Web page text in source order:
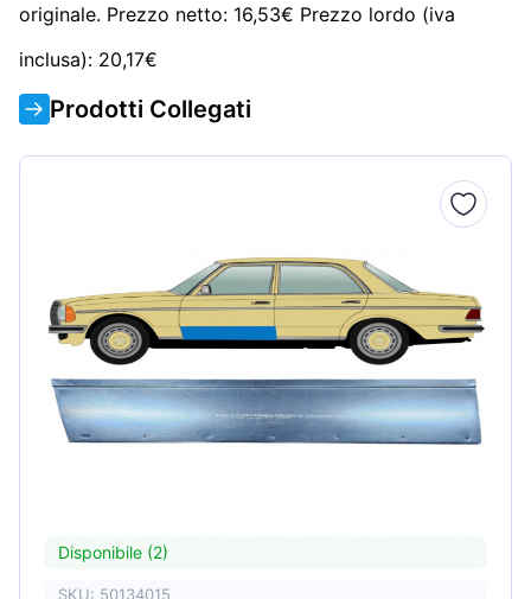
originale. Prezzo netto: 16,53€ Prezzo lordo (iva
inclusa): 20,17€
Prodotti Collegati
Disponibile (2)
SKU: 50134015